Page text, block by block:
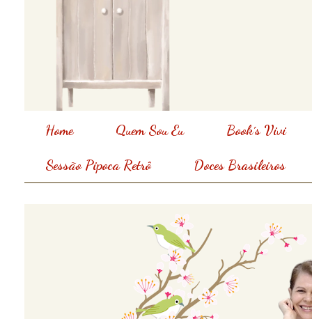
Home Quem Sou Eu Book´s Vivi
Sessão Pipoca Retrô Doces Brasileiros